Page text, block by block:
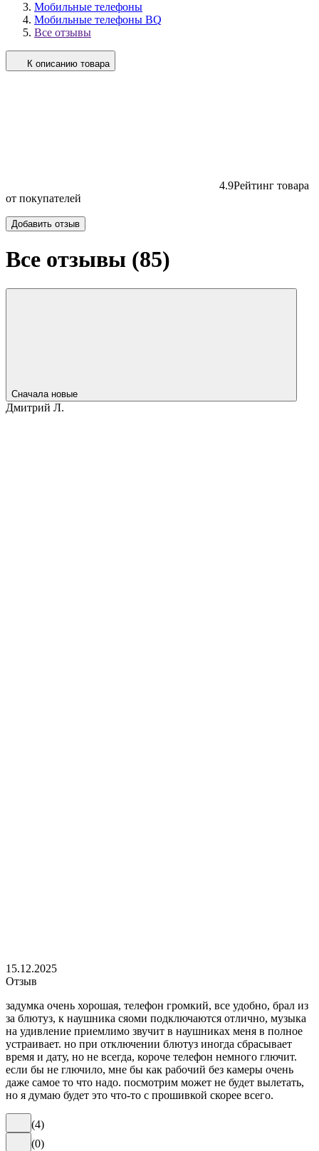
Мобильные телефоны
Мобильные телефоны BQ
Все отзывы
К описанию товара
4.9Рейтинг товара
от покупателей
Добавить отзыв
Все отзывы (85)
Сначала новые
Дмитрий Л.
15.12.2025
Отзыв
задумка очень хорошая, телефон громкий, все удобно, брал из
за блютуз, к наушника сяоми подключаются отлично, музыка
на удивление приемлимо звучит в наушниках меня в полное
устраивает. но при отключении блютуз иногда сбрасывает
время и дату, но не всегда, короче телефон немного глючит.
если бы не глючило, мне бы как рабочий без камеры очень
даже самое то что надо. посмотрим может не будет вылетать,
но я думаю будет это что-то с прошивкой скорее всего.
(4)
(0)